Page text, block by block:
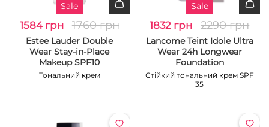
Sale
1584 грн 1760 грн
Estee Lauder Double
Wear Stay-in-Place
Makeup SPF10
Тональний крем
Sale
1832 грн 2290 грн
Lancome Teint Idole Ultra
Wear 24h Longwear
Foundation
Стійкий тональний крем SPF
35